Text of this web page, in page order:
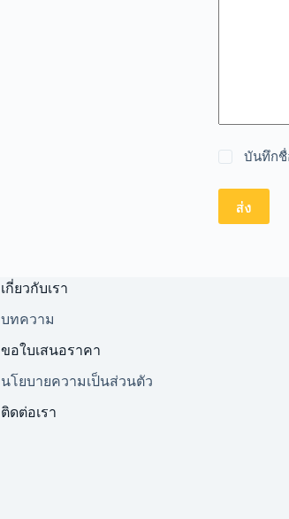
บันทึกชื่
ส่ง
เกี่ยวกับเรา
บทความ
ขอใบเสนอราคา
นโยบายความเป็นส่วนตัว
ติดต่อเรา